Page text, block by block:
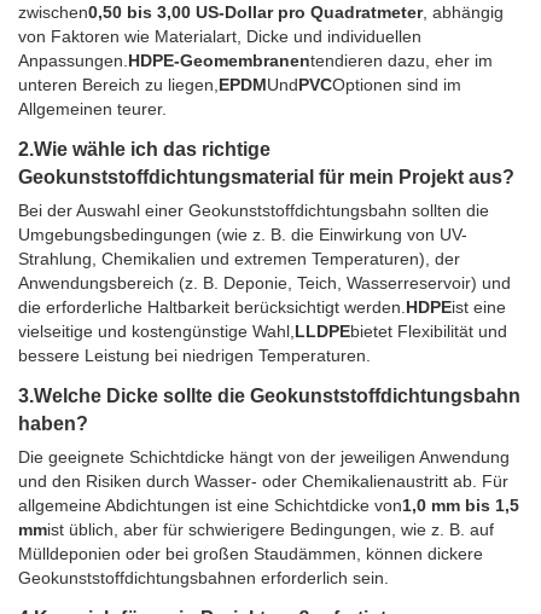
zwischen0,50 bis 3,00 US-Dollar pro Quadratmeter, abhängig
von Faktoren wie Materialart, Dicke und individuellen
Anpassungen. HDPE-Geomembranentendieren dazu, eher im
unteren Bereich zu liegen, EPDMUndPVCOptionen sind im
Allgemeinen teurer.
2.Wie wähle ich das richtige
Geokunststoffdichtungsmaterial für mein Projekt aus?
Bei der Auswahl einer Geokunststoffdichtungsbahn sollten die
Umgebungsbedingungen (wie z. B. die Einwirkung von UV-
Strahlung, Chemikalien und extremen Temperaturen), der
Anwendungsbereich (z. B. Deponie, Teich, Wasserreservoir) und
die erforderliche Haltbarkeit berücksichtigt werden. HDPEist eine
vielseitige und kostengünstige Wahl, LLDPEbietet Flexibilität und
bessere Leistung bei niedrigen Temperaturen.
3.Welche Dicke sollte die Geokunststoffdichtungsbahn
haben?
Die geeignete Schichtdicke hängt von der jeweiligen Anwendung
und den Risiken durch Wasser- oder Chemikalienaustritt ab. Für
allgemeine Abdichtungen ist eine Schichtdicke von1,0 mm bis 1,5
mmist üblich, aber für schwierigere Bedingungen, wie z. B. auf
Mülldeponien oder bei großen Staudämmen, können dickere
Geokunststoffdichtungsbahnen erforderlich sein.